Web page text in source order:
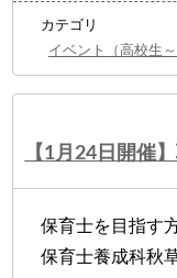
カテゴリ
イベント（高校生～
【1月24日開催
保育士を目指す
保育士養成科秋